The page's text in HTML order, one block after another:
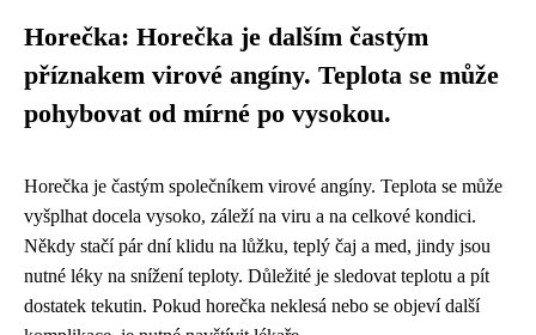
Horečka: Horečka je dalším častým
příznakem virové angíny. Teplota se může
pohybovat od mírné po vysokou.
Horečka je častým společníkem virové angíny. Teplota se může
vyšplhat docela vysoko, záleží na viru a na celkové kondici.
Někdy stačí pár dní klidu na lůžku, teplý čaj a med, jindy jsou
nutné léky na snížení teploty. Důležité je sledovat teplotu a pít
dostatek tekutin. Pokud horečka neklesá nebo se objeví další